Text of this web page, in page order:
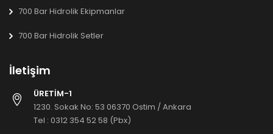
700 Bar Hidrolik Ekipmanlar
700 Bar Hidrolik Setler
İletişim
ÜRETİM-1
1230. Sokak No: 53 06370 Ostim / Ankara
Tel : 0312 354 52 58 (Pbx)